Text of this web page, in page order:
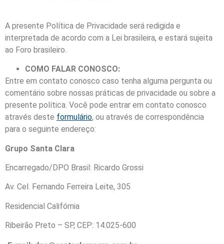
A presente Política de Privacidade será redigida e
interpretada de acordo com a Lei brasileira, e estará sujeita
ao Foro brasileiro.
COMO FALAR CONOSCO:
Entre em contato conosco caso tenha alguma pergunta ou
comentário sobre nossas práticas de privacidade ou sobre a
presente política. Você pode entrar em contato conosco
através deste formulário, ou através de correspondência
para o seguinte endereço:
Grupo Santa Clara
Encarregado/DPO Brasil: Ricardo Grossi
Av. Cel. Fernando Ferreira Leite, 305
Residencial Califórnia
Ribeirão Preto – SP, CEP: 14.025-600